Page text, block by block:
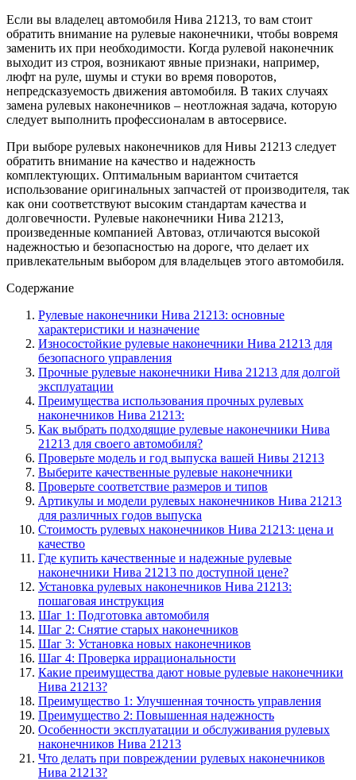
Если вы владелец автомобиля Нива 21213, то вам стоит
обратить внимание на рулевые наконечники, чтобы вовремя
заменить их при необходимости. Когда рулевой наконечник
выходит из строя, возникают явные признаки, например,
люфт на руле, шумы и стуки во время поворотов,
непредсказуемость движения автомобиля. В таких случаях
замена рулевых наконечников – неотложная задача, которую
следует выполнить профессионалам в автосервисе.
При выборе рулевых наконечников для Нивы 21213 следует
обратить внимание на качество и надежность
комплектующих. Оптимальным вариантом считается
использование оригинальных запчастей от производителя, так
как они соответствуют высоким стандартам качества и
долговечности. Рулевые наконечники Нива 21213,
произведенные компанией Автоваз, отличаются высокой
надежностью и безопасностью на дороге, что делает их
привлекательным выбором для владельцев этого автомобиля.
Содержание
Рулевые наконечники Нива 21213: основные
характеристики и назначение
Износостойкие рулевые наконечники Нива 21213 для
безопасного управления
Прочные рулевые наконечники Нива 21213 для долгой
эксплуатации
Преимущества использования прочных рулевых
наконечников Нива 21213:
Как выбрать подходящие рулевые наконечники Нива
21213 для своего автомобиля?
Проверьте модель и год выпуска вашей Нивы 21213
Выберите качественные рулевые наконечники
Проверьте соответствие размеров и типов
Артикулы и модели рулевых наконечников Нива 21213
для различных годов выпуска
Стоимость рулевых наконечников Нива 21213: цена и
качество
Где купить качественные и надежные рулевые
наконечники Нива 21213 по доступной цене?
Установка рулевых наконечников Нива 21213:
пошаговая инструкция
Шаг 1: Подготовка автомобиля
Шаг 2: Снятие старых наконечников
Шаг 3: Установка новых наконечников
Шаг 4: Проверка иррациональности
Какие преимущества дают новые рулевые наконечники
Нива 21213?
Преимущество 1: Улучшенная точность управления
Преимущество 2: Повышенная надежность
Особенности эксплуатации и обслуживания рулевых
наконечников Нива 21213
Что делать при повреждении рулевых наконечников
Нива 21213?